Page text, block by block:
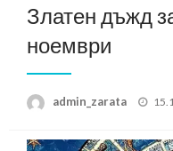
Златен дъжд
ноември
admin_zarata